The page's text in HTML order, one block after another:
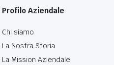
Profilo Aziendale
Chi siamo
La Nostra Storia
La Mission Aziendale